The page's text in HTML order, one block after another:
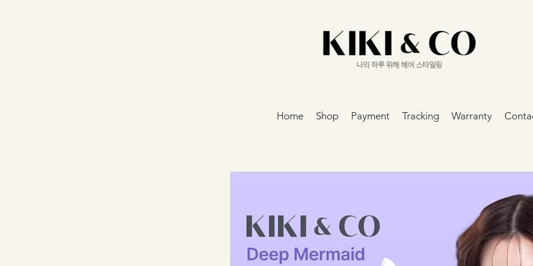
나의 하루 위해 헤어 스타일링
Home Shop Payment Tracking Warranty